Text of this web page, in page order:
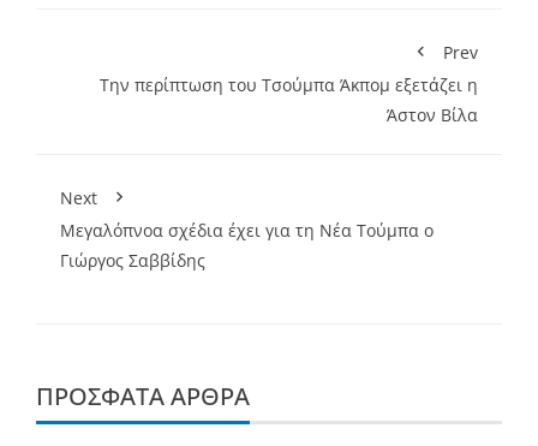
Prev
Την περίπτωση του Τσούμπα Άκπομ εξετάζει η
Άστον Βίλα
Next
Μεγαλόπνοα σχέδια έχει για τη Νέα Τούμπα ο
Γιώργος Σαββίδης
ΠΡΌΣΦΑΤΑ ΆΡΘΡΑ